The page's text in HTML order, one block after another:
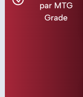
par MTG
Grade